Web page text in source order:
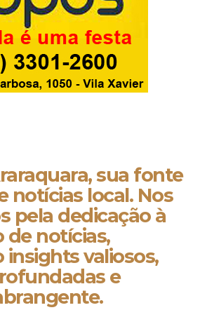
sua fonte
notícias local. Nos
pela dedicação à
de notícias,
valiosos,
e